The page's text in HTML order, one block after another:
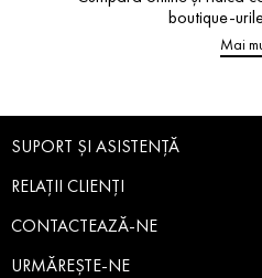
boutique-
Mai
SUPORT ȘI ASISTENȚĂ
RELAȚII CLIENȚI
CONTACTEAZĂ-NE
URMĂREȘTE-NE